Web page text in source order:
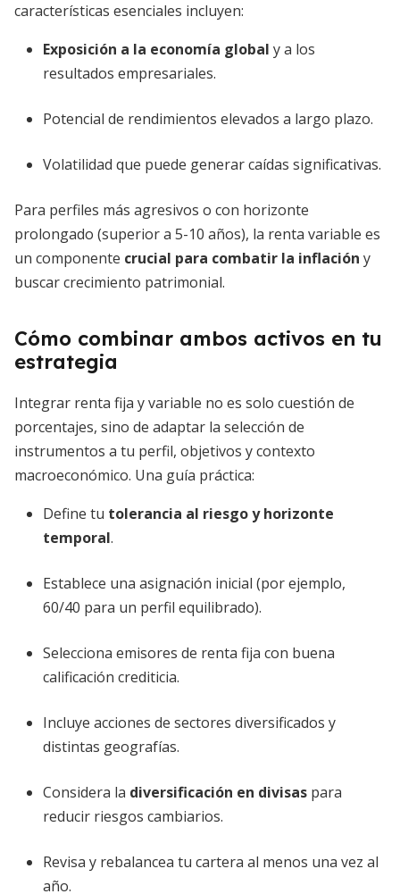
características esenciales incluyen:
Exposición a la economía global y a los
resultados empresariales.
Potencial de rendimientos elevados a largo plazo.
Volatilidad que puede generar caídas significativas.
Para perfiles más agresivos o con horizonte
prolongado (superior a 5-10 años), la renta variable es
un componente crucial para combatir la inflación y
buscar crecimiento patrimonial.
Cómo combinar ambos activos en tu
estrategia
Integrar renta fija y variable no es solo cuestión de
porcentajes, sino de adaptar la selección de
instrumentos a tu perfil, objetivos y contexto
macroeconómico. Una guía práctica:
Define tu tolerancia al riesgo y horizonte
temporal.
Establece una asignación inicial (por ejemplo,
60/40 para un perfil equilibrado).
Selecciona emisores de renta fija con buena
calificación crediticia.
Incluye acciones de sectores diversificados y
distintas geografías.
Considera la diversificación en divisas para
reducir riesgos cambiarios.
Revisa y rebalancea tu cartera al menos una vez al
año.